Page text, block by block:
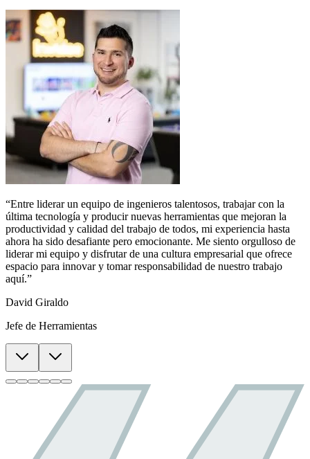
“Entre liderar un equipo de ingenieros talentosos, trabajar con la
última tecnología y producir nuevas herramientas que mejoran la
productividad y calidad del trabajo de todos, mi experiencia hasta
ahora ha sido desafiante pero emocionante. Me siento orgulloso de
liderar mi equipo y disfrutar de una cultura empresarial que ofrece
espacio para innovar y tomar responsabilidad de nuestro trabajo
aquí.”
David Giraldo
Jefe de Herramientas